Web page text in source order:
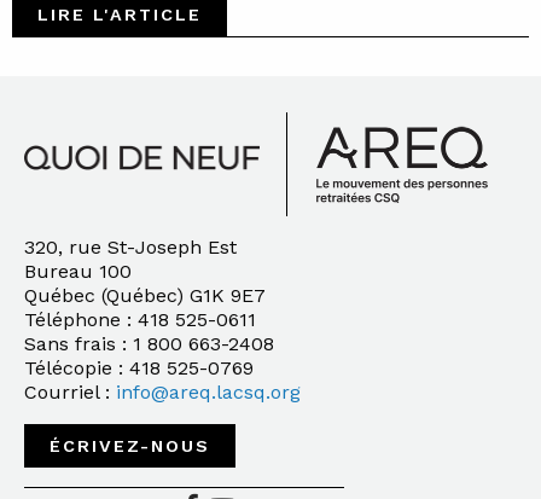
LIRE L'ARTICLE
320, rue St-Joseph Est
Bureau 100
Québec (Québec) G1K 9E7
Téléphone : 418 525-0611
Sans frais : 1 800 663-2408
Télécopie : 418 525-0769
Courriel : info@areq.lacsq.org
ÉCRIVEZ-NOUS